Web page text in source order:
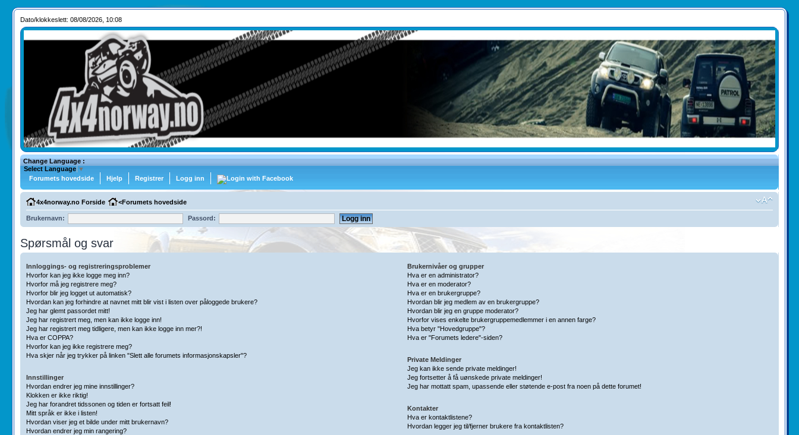
Dato/klokkeslett: 08/08/2026, 10:08
Change Language :
Select Language ▼
Forumets hovedside
Hjelp Registrer Logg inn
4x4norway.no Forside <Forumets hovedside
Brukernavn: Passord:
Spørsmål og svar
Innloggings- og registreringsproblemer
Hvorfor kan jeg ikke logge meg inn?
Hvorfor må jeg registrere meg?
Hvorfor blir jeg logget ut automatisk?
Hvordan kan jeg forhindre at navnet mitt blir vist i listen over påloggede brukere?
Jeg har glemt passordet mitt!
Jeg har registrert meg, men kan ikke logge inn!
Jeg har registrert meg tidligere, men kan ikke logge inn mer?!
Hva er COPPA?
Hvorfor kan jeg ikke registrere meg?
Hva skjer når jeg trykker på linken "Slett alle forumets informasjonskapsler"?
Innstillinger
Hvordan endrer jeg mine innstillinger?
Klokken er ikke riktig!
Jeg har forandret tidssonen og tiden er fortsatt feil!
Mitt språk er ikke i listen!
Hvordan viser jeg et bilde under mitt brukernavn?
Hvordan endrer jeg min rangering?
Brukernivåer og grupper
Hva er en administrator?
Hva er en moderator?
Hva er en brukergruppe?
Hvordan blir jeg medlem av en brukergruppe?
Hvordan blir jeg en gruppe moderator?
Hvorfor vises enkelte brukergruppemedlemmer i en annen farge?
Hva betyr "Hovedgruppe"?
Hva er "Forumets ledere"-siden?
Private Meldinger
Jeg kan ikke sende private meldinger!
Jeg fortsetter å få uønskede private meldinger!
Jeg har mottatt spam, upassende eller støtende e-post fra noen på dette forumet!
Kontakter
Hva er kontaktlistene?
Hvordan legger jeg til/fjerner brukere fra kontaktlisten?